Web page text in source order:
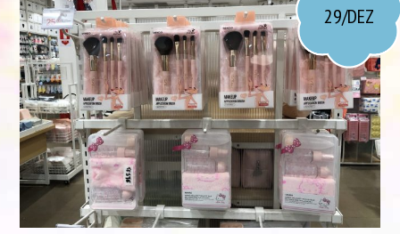
MORANDO JUNTOS
ORGANIZAÇÃO
PLAYLISTS
VIAGENS
VÍDEOS
29/DEZ